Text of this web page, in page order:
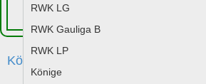
RWK LG
RWK Gauliga B
RWK LP
Könige
Jugend
Könige 2012